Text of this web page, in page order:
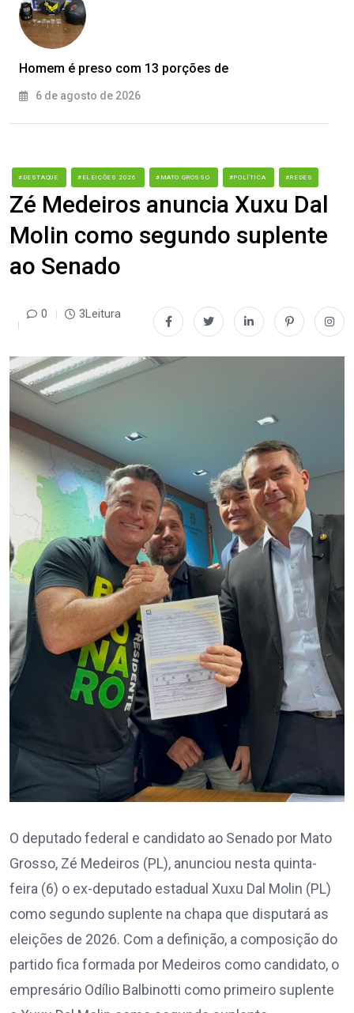
Homem é preso com 13 porções de
6 de agosto de 2026
#DESTAQUE #ELEIÇÕES 2026 #MATO GROSSO #POLÍTICA #REDES
Zé Medeiros anuncia Xuxu Dal
Molin como segundo suplente
ao Senado
0 3Leitura
O deputado federal e candidato ao Senado por Mato
Grosso, Zé Medeiros (PL), anunciou nesta quinta-
feira (6) o ex-deputado estadual Xuxu Dal Molin (PL)
como segundo suplente na chapa que disputará as
eleições de 2026. Com a definição, a composição do
partido fica formada por Medeiros como candidato, o
empresário Odílio Balbinotti como primeiro suplente